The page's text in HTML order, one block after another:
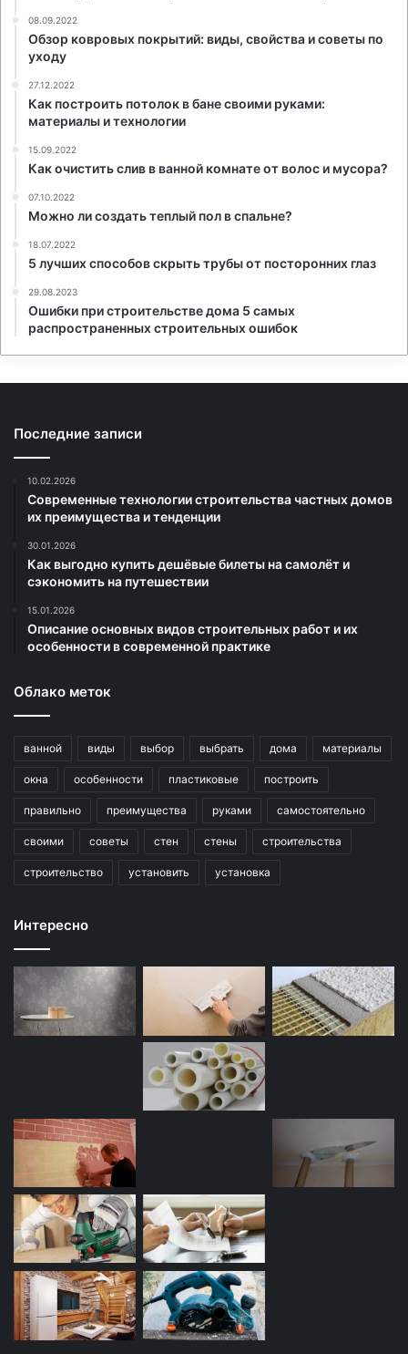
08.09.2022
Обзор ковровых покрытий: виды, свойства и советы по
уходу
27.12.2022
Как построить потолок в бане своими руками:
материалы и технологии
15.09.2022
Как очистить слив в ванной комнате от волос и мусора?
07.10.2022
Можно ли создать теплый пол в спальне?
18.07.2022
5 лучших способов скрыть трубы от посторонних глаз
29.08.2023
Ошибки при строительстве дома 5 самых
распространенных строительных ошибок
Последние записи
10.02.2026
Современные технологии строительства частных домов
их преимущества и тенденции
30.01.2026
Как выгодно купить дешёвые билеты на самолёт и
сэкономить на путешествии
15.01.2026
Описание основных видов строительных работ и их
особенности в современной практике
Облако меток
ванной виды выбор выбрать дома материалы
окна особенности пластиковые построить
правильно преимущества руками самостоятельно
своими советы стен стены строительства
строительство установить установка
Интересно